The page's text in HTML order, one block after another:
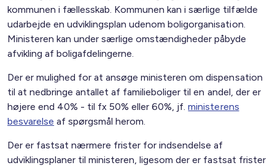
kommunen i fællesskab. Kommunen kan i særlige tilfælde
udarbejde en udviklingsplan udenom boligorganisation.
Ministeren kan under særlige omstændigheder påbyde
afvikling af boligafdelingerne.
Der er mulighed for at ansøge ministeren om dispensation
til at nedbringe antallet af familieboliger til en andel, der er
højere end 40% - til fx 50% eller 60%, jf.ministerens
besvarelse af spørgsmål herom.
Der er fastsat nærmere frister for indsendelse af
udviklingsplaner til ministeren, ligesom der er fastsat frister